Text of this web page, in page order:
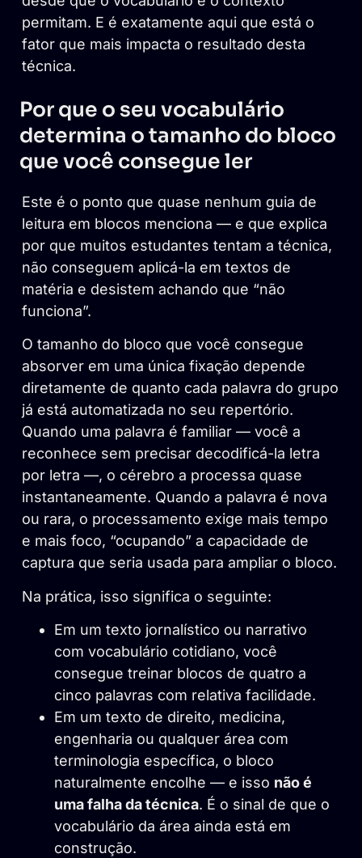
permitam. E é exatamente aqui que está o
fator que mais impacta o resultado desta
técnica.
Por que o seu vocabulário
determina o tamanho do bloco
que você consegue ler
Este é o ponto que quase nenhum guia de
leitura em blocos menciona — e que explica
por que muitos estudantes tentam a técnica,
não conseguem aplicá-la em textos de
matéria e desistem achando que “não
funciona”.
O tamanho do bloco que você consegue
absorver em uma única fixação depende
diretamente de quanto cada palavra do grupo
já está automatizada no seu repertório.
Quando uma palavra é familiar — você a
reconhece sem precisar decodificá-la letra
por letra —, o cérebro a processa quase
instantaneamente. Quando a palavra é nova
ou rara, o processamento exige mais tempo
e mais foco, “ocupando” a capacidade de
captura que seria usada para ampliar o bloco.
Na prática, isso significa o seguinte:
Em um texto jornalístico ou narrativo
com vocabulário cotidiano, você
consegue treinar blocos de quatro a
cinco palavras com relativa facilidade.
Em um texto de direito, medicina,
engenharia ou qualquer área com
terminologia específica, o bloco
naturalmente encolhe — e isso não é
uma falha da técnica. É o sinal de que o
vocabulário da área ainda está em
construção.